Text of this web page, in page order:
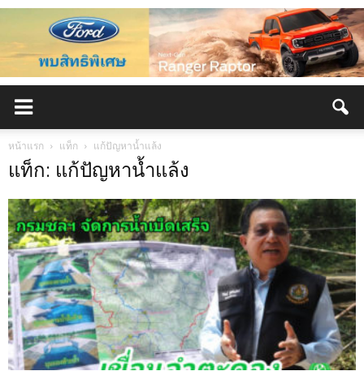
หน้าแรก แท็ก แก้ปัญหาน้ำแล้ง
แท็ก: แก้ปัญหาน้ำแล้ง